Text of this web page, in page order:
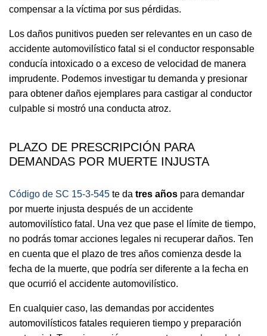
compensar a la víctima por sus pérdidas.
Los daños punitivos pueden ser relevantes en un caso de
accidente automovilístico fatal si el conductor responsable
conducía intoxicado o a exceso de velocidad de manera
imprudente. Podemos investigar tu demanda y presionar
para obtener daños ejemplares para castigar al conductor
culpable si mostró una conducta atroz.
PLAZO DE PRESCRIPCIÓN PARA
DEMANDAS POR MUERTE INJUSTA
Código de SC 15-3-545 te da tres años para demandar
por muerte injusta después de un accidente
automovilístico fatal. Una vez que pase el límite de tiempo,
no podrás tomar acciones legales ni recuperar daños. Ten
en cuenta que el plazo de tres años comienza desde la
fecha de la muerte, que podría ser diferente a la fecha en
que ocurrió el accidente automovilístico.
En cualquier caso, las demandas por accidentes
automovilísticos fatales requieren tiempo y preparación